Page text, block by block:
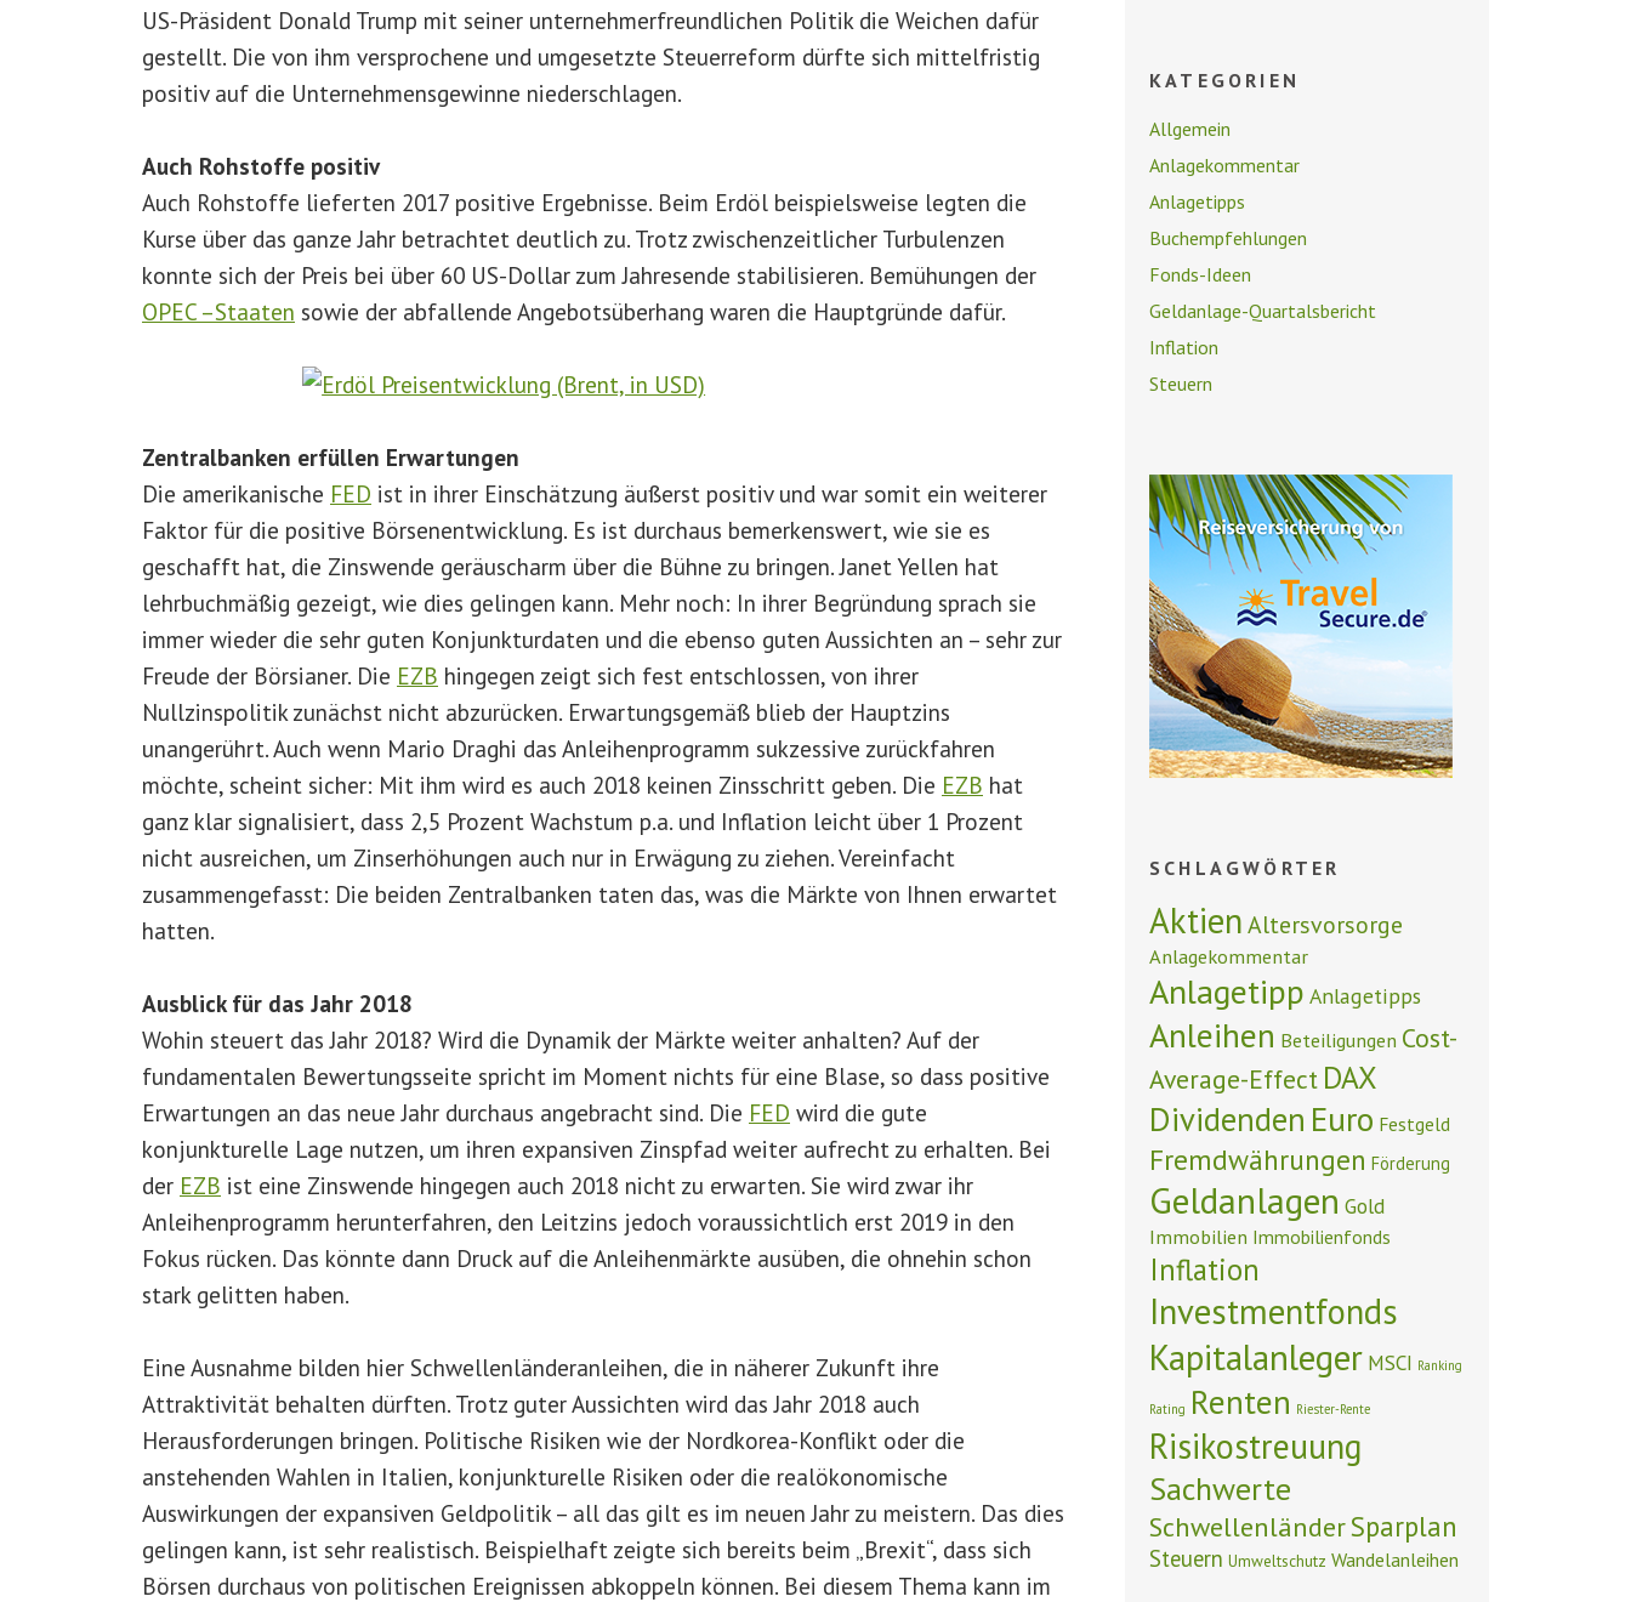
US-Präsident Donald Trump mit seiner unternehmerfreundlichen Politik die Weichen dafür
gestellt. Die von ihm versprochene und umgesetzte Steuerreform dürfte sich mittelfristig
positiv auf die Unternehmensgewinne niederschlagen.
Auch Rohstoffe positiv
Auch Rohstoffe lieferten 2017 positive Ergebnisse. Beim Erdöl beispielsweise legten die
Kurse über das ganze Jahr betrachtet deutlich zu. Trotz zwischenzeitlicher Turbulenzen
konnte sich der Preis bei über 60 US-Dollar zum Jahresende stabilisieren. Bemühungen der
OPEC –Staaten sowie der abfallende Angebotsüberhang waren die Hauptgründe dafür.
Zentralbanken erfüllen Erwartungen
Die amerikanische FED ist in ihrer Einschätzung äußerst positiv und war somit ein weiterer
Faktor für die positive Börsenentwicklung. Es ist durchaus bemerkenswert, wie sie es
geschafft hat, die Zinswende geräuscharm über die Bühne zu bringen. Janet Yellen hat
lehrbuchmäßig gezeigt, wie dies gelingen kann. Mehr noch: In ihrer Begründung sprach sie
immer wieder die sehr guten Konjunkturdaten und die ebenso guten Aussichten an – sehr zur
Freude der Börsianer. Die EZB hingegen zeigt sich fest entschlossen, von ihrer
Nullzinspolitik zunächst nicht abzurücken. Erwartungsgemäß blieb der Hauptzins
unangerührt. Auch wenn Mario Draghi das Anleihenprogramm sukzessive zurückfahren
möchte, scheint sicher: Mit ihm wird es auch 2018 keinen Zinsschritt geben. Die EZB hat
ganz klar signalisiert, dass 2,5 Prozent Wachstum p.a. und Inflation leicht über 1 Prozent
nicht ausreichen, um Zinserhöhungen auch nur in Erwägung zu ziehen. Vereinfacht
zusammengefasst: Die beiden Zentralbanken taten das, was die Märkte von Ihnen erwartet
hatten.
Ausblick für das Jahr 2018
Wohin steuert das Jahr 2018? Wird die Dynamik der Märkte weiter anhalten? Auf der
fundamentalen Bewertungsseite spricht im Moment nichts für eine Blase, so dass positive
Erwartungen an das neue Jahr durchaus angebracht sind. Die FED wird die gute
konjunkturelle Lage nutzen, um ihren expansiven Zinspfad weiter aufrecht zu erhalten. Bei
der EZB ist eine Zinswende hingegen auch 2018 nicht zu erwarten. Sie wird zwar ihr
Anleihenprogramm herunterfahren, den Leitzins jedoch voraussichtlich erst 2019 in den
Fokus rücken. Das könnte dann Druck auf die Anleihenmärkte ausüben, die ohnehin schon
stark gelitten haben.
Eine Ausnahme bilden hier Schwellenländeranleihen, die in näherer Zukunft ihre
Attraktivität behalten dürften. Trotz guter Aussichten wird das Jahr 2018 auch
Herausforderungen bringen. Politische Risiken wie der Nordkorea-Konflikt oder die
anstehenden Wahlen in Italien, konjunkturelle Risiken oder die realökonomische
Auswirkungen der expansiven Geldpolitik – all das gilt es im neuen Jahr zu meistern. Das dies
gelingen kann, ist sehr realistisch. Beispielhaft zeigte sich bereits beim „Brexit“, dass sich
Börsen durchaus von politischen Ereignissen abkoppeln können. Bei diesem Thema kann im
KATEGORIEN
Allgemein
Anlagekommentar
Anlagetipps
Buchempfehlungen
Fonds-Ideen
Geldanlage-Quartalsbericht
Inflation
Steuern
SCHLAGWÖRTER
Aktien Altersvorsorge
Anlagekommentar
Anlagetipp Anlagetipps
Anleihen Beteiligungen Cost-
Average-Effect DAX
Dividenden Euro Festgeld
Fremdwährungen Förderung
Geldanlagen Gold
Immobilien Immobilienfonds
Inflation
Investmentfonds
Kapitalanleger MSCI Ranking
Rating Renten Riester-Rente
Risikostreuung
Sachwerte
SchwellenländerSparplan
Steuern Umweltschutz Wandelanleihen